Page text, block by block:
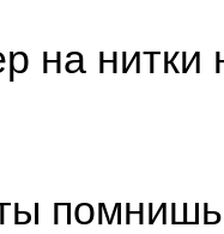
на нитки
ты